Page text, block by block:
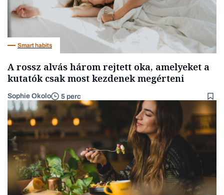
Smart habits
A rossz alvás három rejtett oka, amelyeket a
kutatók csak most kezdenek megérteni
Sophie Okolo 5 perc